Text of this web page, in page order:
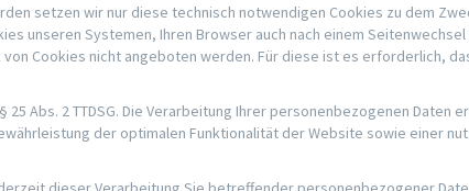
setzen wir nur diese technisch notwendigen Cookies zu dem
unseren Systemen, Ihren Browser auch nach einem Seitenwechsel
Cookies nicht angeboten werden. Für diese ist es erforderlich,
Abs. 2 TTDSG. Die Verarbeitung Ihrer personenbezogenen Daten
der optimalen Funktionalität der Website sowie einer